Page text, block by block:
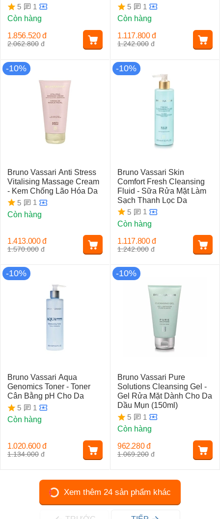
5
1
Còn hàng
2.062.800 đ
1.856.520 đ
5
1
Còn hàng
1.242.000 đ
1.117.800 đ
-10%
Bruno Vassari Anti Stress
Vitalising Massage Cream
- Kem Chống Lão Hóa Da
5
1
Còn hàng
1.570.000 đ
1.413.000 đ
-10%
Bruno Vassari Skin
Comfort Fresh Cleansing
Fluid - Sữa Rửa Mặt Làm
Sạch Thanh Lọc Da
5
1
Còn hàng
1.242.000 đ
1.117.800 đ
-10%
Bruno Vassari Aqua
Genomics Toner - Toner
Cân Bằng pH Cho Da
5
1
Còn hàng
1.134.000 đ
1.020.600 đ
-10%
Bruno Vassari Pure
Solutions Cleansing Gel -
Gel Rửa Mặt Dành Cho Da
Dầu Mụn (150ml)
5
1
Còn hàng
1.069.200 đ
962.280 đ
Xem thêm 24 sản phẩm khác